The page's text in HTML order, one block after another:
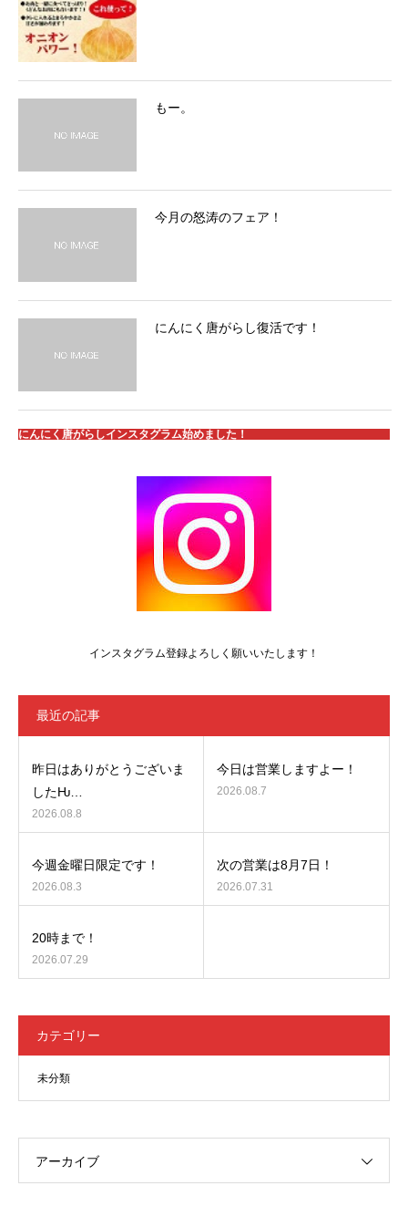
もー。
今月の怒涛のフェア！
にんにく唐がらし復活です！
にんにく唐がらしインスタグラム始めました！
インスタグラム登録よろしく願いいたします！
最近の記事
昨日はありがとうございま
したǶ…
2026.08.8
今日は営業しますよー！
2026.08.7
今週金曜日限定です！
2026.08.3
次の営業は8月7日！
2026.07.31
20時まで！
2026.07.29
カテゴリー
未分類
アーカイブ